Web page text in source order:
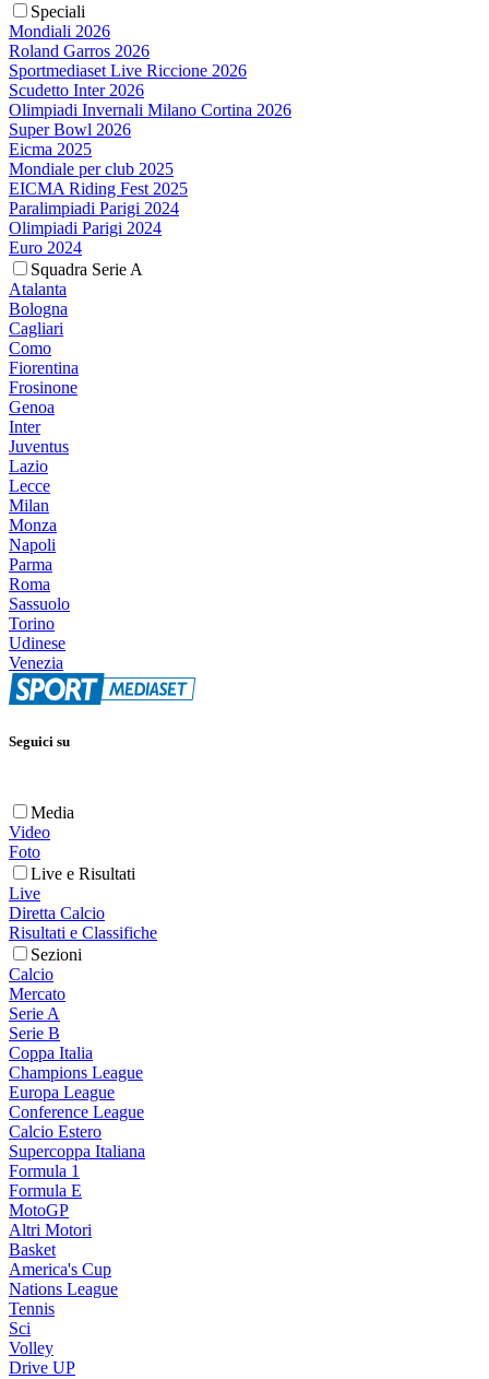
Speciali
Mondiali 2026
Roland Garros 2026
Sportmediaset Live Riccione 2026
Scudetto Inter 2026
Olimpiadi Invernali Milano Cortina 2026
Super Bowl 2026
Eicma 2025
Mondiale per club 2025
EICMA Riding Fest 2025
Paralimpiadi Parigi 2024
Olimpiadi Parigi 2024
Euro 2024
Squadra Serie A
Atalanta
Bologna
Cagliari
Como
Fiorentina
Frosinone
Genoa
Inter
Juventus
Lazio
Lecce
Milan
Monza
Napoli
Parma
Roma
Sassuolo
Torino
Udinese
Venezia
Seguici su
Media
Video
Foto
Live e Risultati
Live
Diretta Calcio
Risultati e Classifiche
Sezioni
Calcio
Mercato
Serie A
Serie B
Coppa Italia
Champions League
Europa League
Conference League
Calcio Estero
Supercoppa Italiana
Formula 1
Formula E
MotoGP
Altri Motori
Basket
America's Cup
Nations League
Tennis
Sci
Volley
Drive UP